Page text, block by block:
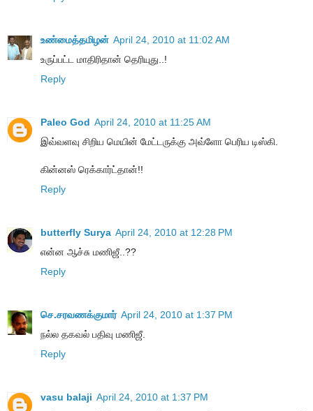
உண்மைத்தமிழன் April 24, 2010 at 11:02 AM
உருப்பட்ட மாதிரிதான் தெரியுது..!
Reply
Paleo God April 24, 2010 at 11:25 AM
இவ்வளவு சிறிய மெயின் மேட்டருக்கு அவ்ளோ பெரிய டிஸ்கி.
கின்னஸ் ரெக்கார்ட்தான்!!
Reply
butterfly Surya April 24, 2010 at 12:28 PM
என்ன ஆச்சு மணிஜீ..??
Reply
செ.சரவணக்குமார் April 24, 2010 at 1:37 PM
நல்ல தகவல் பதிவு மணிஜீ.
Reply
vasu balaji April 24, 2010 at 1:37 PM